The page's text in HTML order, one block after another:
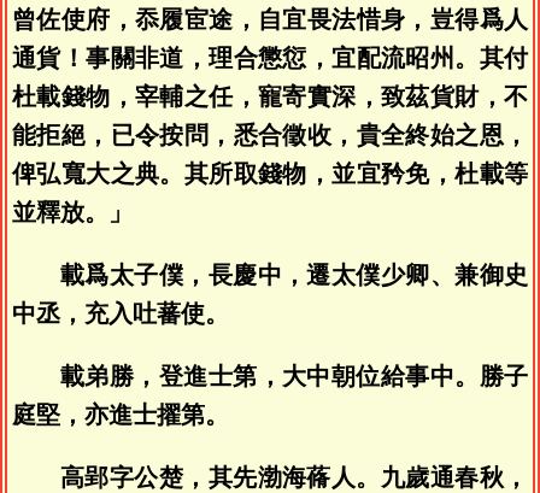
曾佐使府，忝履宦途，自宜畏法惜身，豈得爲人
通貨！事關非道，理合懲愆，宜配流昭州。其付
杜載錢物，宰輔之任，寵寄實深，致茲貨財，不
能拒絕，已令按問，悉合徵收，貴全終始之恩，
俾弘寬大之典。其所取錢物，並宜矜免，杜載等
並釋放。」
載爲太子僕，長慶中，遷太僕少卿、兼御史
中丞，充入吐蕃使。
載弟勝，登進士第，大中朝位給事中。勝子
庭堅，亦進士擢第。
高郢字公楚，其先渤海蓨人。九歲通春秋，